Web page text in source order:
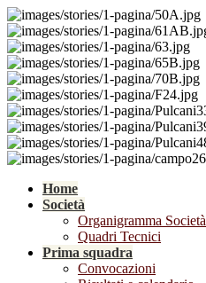
Home
Società
Organigramma Società
Quadri Tecnici
Prima squadra
Convocazioni